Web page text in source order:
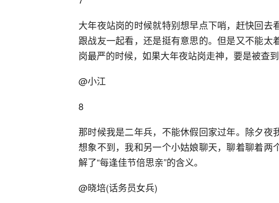
大年夜站岗的时候就特别想早点下哨，赶快回去
跟战友一起看，还是挺有意思的。但是又不能太
岗最严的时候，如果大年夜站岗走神，要是被查
@小江
8
那时候我是二年兵，不能休假回家过年。除夕夜
想象不到，我和另一个小姑娘聊天，聊着聊着两
解了“每逢佳节倍思亲”的含义。
@晓培(话务员女兵)